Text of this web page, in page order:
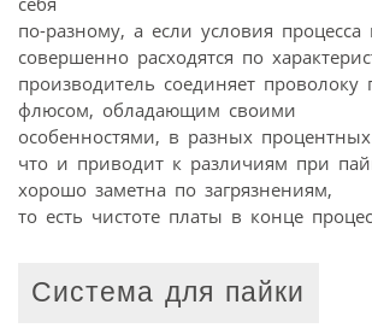
по-разному, а если условия процесса
совершенно расходятся по
производитель соединяет проволоку
флюсом, обладающим своими
особенностями, в разных
что и приводит к различиям при
хорошо заметна по загрязнениям,
то есть чистоте платы в конце
Система для пайки